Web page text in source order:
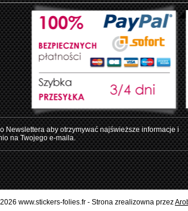
Newslettera aby otrzymywać najświeższe informacje i
na Twojego e-maila.
www.stickers-folies.fr - Strona zrealizowna przez